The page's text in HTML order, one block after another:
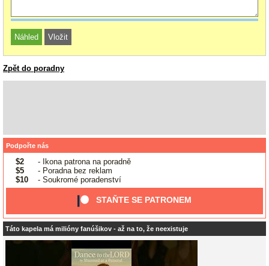
Zpět do poradny
Podpořte nás
$2
- Ikona patrona na poradně
$5
- Poradna bez reklam
$10
- Soukromé poradenství
STAŇTE SE PATRONEM
Táto kapela má milióny fanúšikov - až na to, že neexistuje